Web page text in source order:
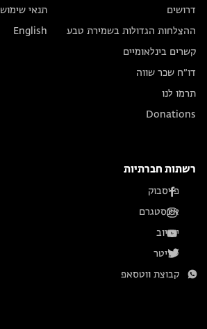
דרושים
ההצלחות הגדולות בשמירת טבע
קשרים בינלאומיים
דו״ח שכר שווה
תרמו לנו
Donations
תנאי שימוש
English
רשתות חברתיות
פייסבוק
אינסטגרם
יוטיוב
טוויטר
קבוצת ווטסאפ